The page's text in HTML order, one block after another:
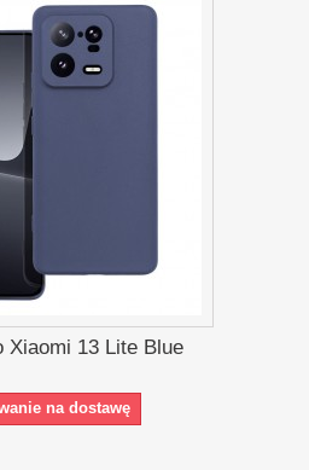
Xiaomi 13 Lite Blue
na dostawę